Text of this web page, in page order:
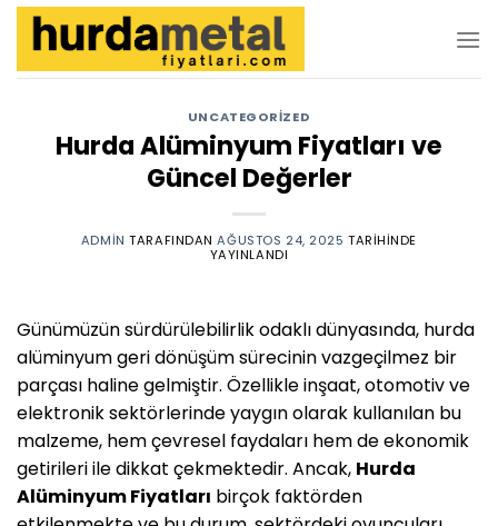
İçeriğe
UNCATEGORIZED
Hurda Alüminyum Fiyatları ve
Güncel Değerler
ADMIN TARAFINDAN AĞUSTOS 24, 2025 TARIHINDE
YAYINLANDI
Günümüzün sürdürülebilirlik odaklı dünyasında, hurda
alüminyum geri dönüşüm sürecinin vazgeçilmez bir
parçası haline gelmiştir. Özellikle inşaat, otomotiv ve
elektronik sektörlerinde yaygın olarak kullanılan bu
malzeme, hem çevresel faydaları hem de ekonomik
getirileri ile dikkat çekmektedir. Ancak, Hurda
Alüminyum Fiyatları birçok faktörden